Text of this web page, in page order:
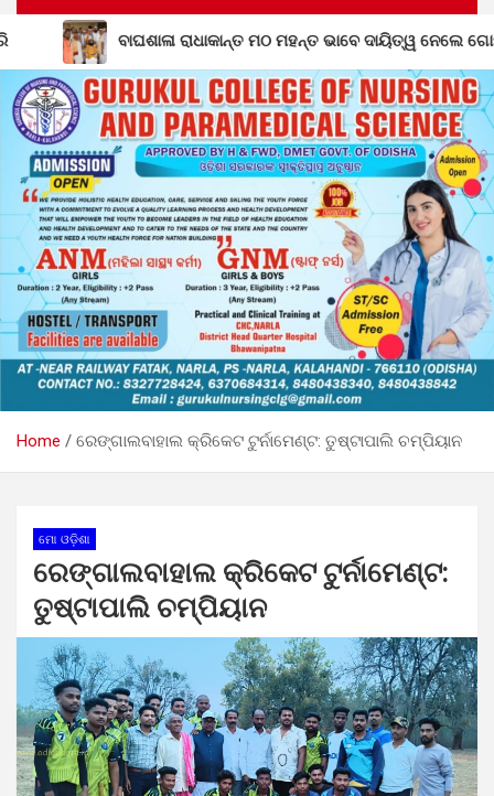
ମହନ୍ତ ଭାବେ ଦାୟିତ୍ୱ ନେଲେ ଗୋପାଳ ଦାସଜୀ ମହାରାଜ
Home ରେଙ୍ଗାଲବାହାଲ କ୍ରିକେଟ ଟୁର୍ନାମେଣ୍ଟ: ତୁଷ୍ଟାପାଲି ଚମ୍ପିୟାନ
ମୋ ଓଡ଼ିଶା
ରେଙ୍ଗାଲବାହାଲ କ୍ରିକେଟ ଟୁର୍ନାମେଣ୍ଟ:
ତୁଷ୍ଟାପାଲି ଚମ୍ପିୟାନ